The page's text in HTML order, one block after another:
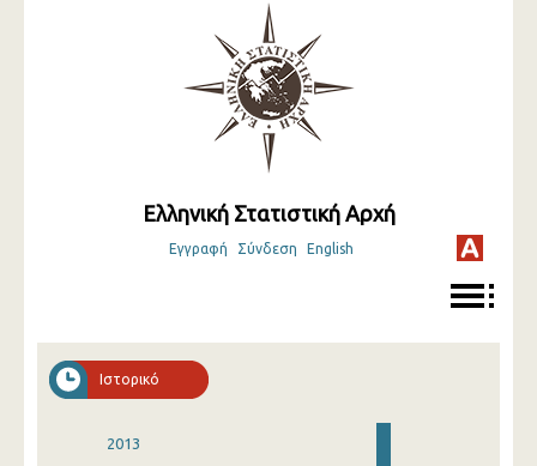
Ελληνική Στατιστική Αρχή
Εγγραφή Σύνδεση English
Ιστορικό
2013